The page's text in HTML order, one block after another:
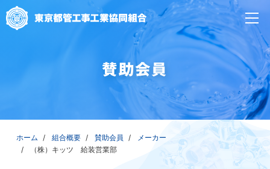
賛助会員
ホーム 組合概要 賛助会員
メーカー
（株）キッツ 給装営業部